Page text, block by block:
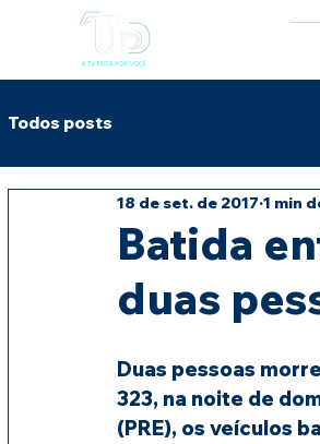
Todos posts
Batida
duas
18 de set. de 2017 1 min
Duas pessoas
323, na noite de
(PRE), os veículos